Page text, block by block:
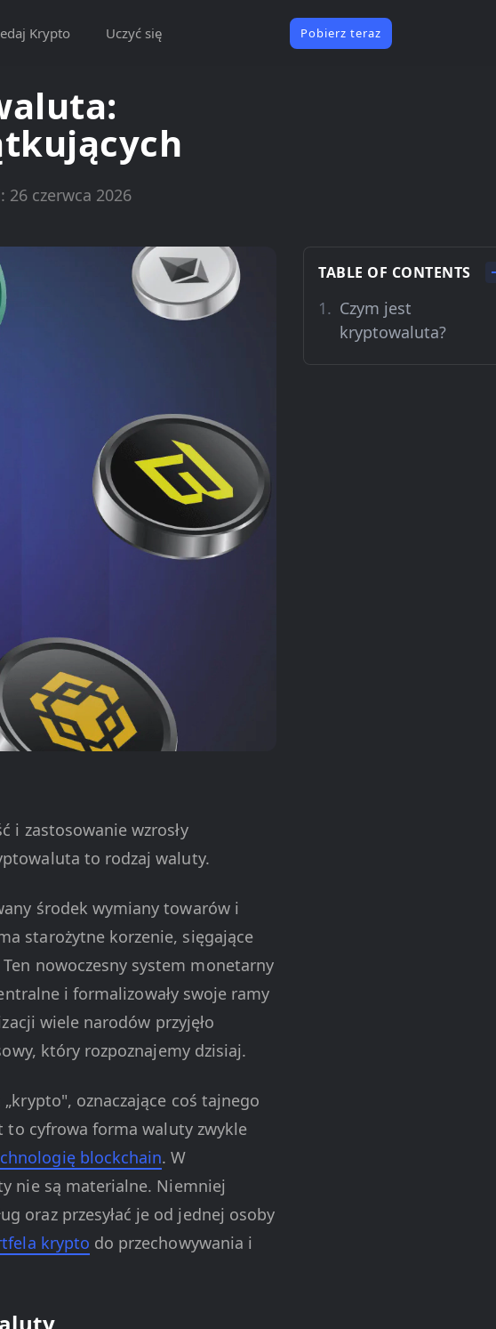
Krypto Uczyć się Pobierz teraz
czerwca 2026
TABLE OF CONTENTS
Czym jest
kryptowaluta?
i zastosowanie wzrosły
to rodzaj waluty.
środek wymiany towarów i
starożytne korzenie, sięgające
nowoczesny system monetarny
i formalizowały swoje ramy
wiele narodów przyjęło
który rozpoznajemy dzisiaj.
oznaczające coś tajnego
to cyfrowa forma waluty zwykle
blockchain. W
nie są materialne. Niemniej
oraz przesyłać je od jednej osoby
krypto do przechowywania i